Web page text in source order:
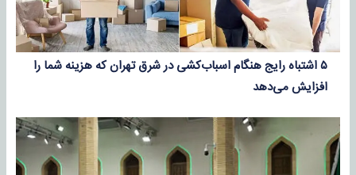
۵ اشتباه رایج هنگام اسباب‌کشی در شرق تهران که هزینه شما را
افزایش می‌دهد